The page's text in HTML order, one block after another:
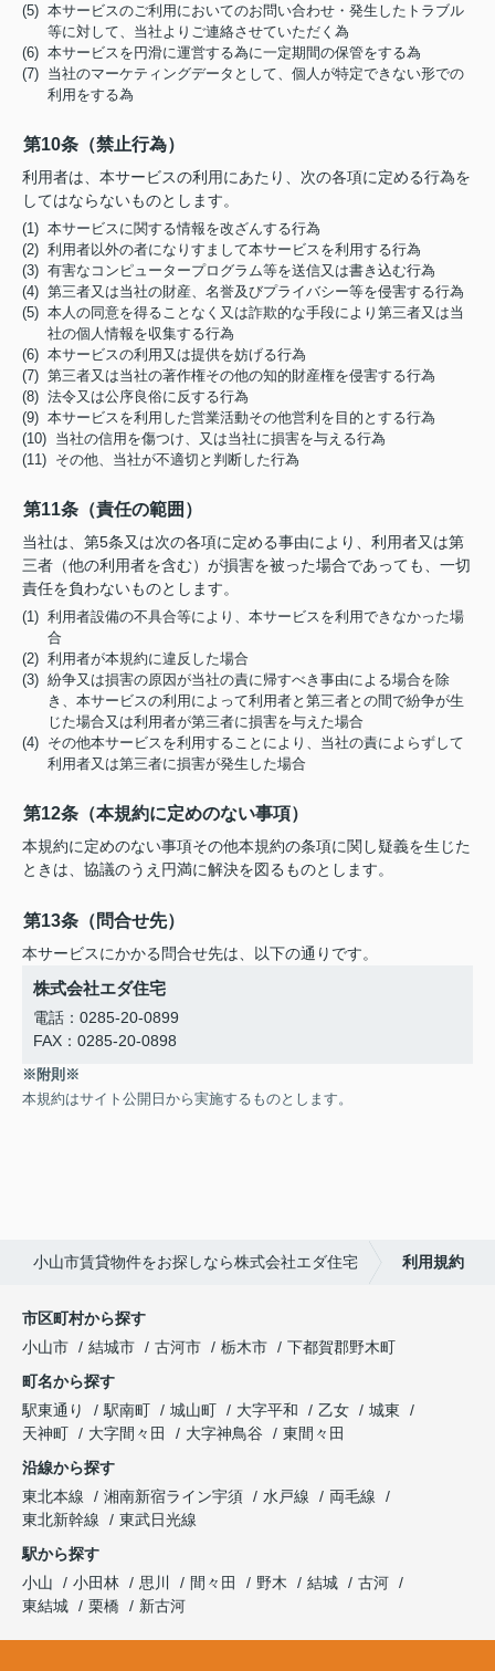
(5) 本サービスのご利用においてのお問い合わせ・発生したトラブル
等に対して、当社よりご連絡させていただく為
(6) 本サービスを円滑に運営する為に一定期間の保管をする為
(7) 当社のマーケティングデータとして、個人が特定できない形での
利用をする為
第10条（禁止行為）
利用者は、本サービスの利用にあたり、次の各項に定める行為を
してはならないものとします。
(1) 本サービスに関する情報を改ざんする行為
(2) 利用者以外の者になりすまして本サービスを利用する行為
(3) 有害なコンピュータープログラム等を送信又は書き込む行為
(4) 第三者又は当社の財産、名誉及びプライバシー等を侵害する行為
(5) 本人の同意を得ることなく又は詐欺的な手段により第三者又は当
社の個人情報を収集する行為
(6) 本サービスの利用又は提供を妨げる行為
(7) 第三者又は当社の著作権その他の知的財産権を侵害する行為
(8) 法令又は公序良俗に反する行為
(9) 本サービスを利用した営業活動その他営利を目的とする行為
(10) 当社の信用を傷つけ、又は当社に損害を与える行為
(11) その他、当社が不適切と判断した行為
第11条（責任の範囲）
当社は、第5条又は次の各項に定める事由により、利用者又は第
三者（他の利用者を含む）が損害を被った場合であっても、一切
責任を負わないものとします。
(1) 利用者設備の不具合等により、本サービスを利用できなかった場
合
(2) 利用者が本規約に違反した場合
(3) 紛争又は損害の原因が当社の責に帰すべき事由による場合を除
き、本サービスの利用によって利用者と第三者との間で紛争が生
じた場合又は利用者が第三者に損害を与えた場合
(4) その他本サービスを利用することにより、当社の責によらずして
利用者又は第三者に損害が発生した場合
第12条（本規約に定めのない事項）
本規約に定めのない事項その他本規約の条項に関し疑義を生じた
ときは、協議のうえ円満に解決を図るものとします。
第13条（問合せ先）
本サービスにかかる問合せ先は、以下の通りです。
株式会社エダ住宅
電話：0285-20-0899
FAX：0285-20-0898
※附則※
本規約はサイト公開日から実施するものとします。
小山市賃貸物件をお探しなら株式会社エダ住宅 利用規約
市区町村から探す
小山市
結城市 古河市 栃木市
下都賀郡野木町
町名から探す
駅東通り
駅南町 城山町 大字平和 乙女
城東
天神町
大字間々田 大字神鳥谷
東間々田
沿線から探す
東北本線
湘南新宿ライン宇須 水戸線
両毛線
東北新幹線
東武日光線
駅から探す
小山
小田林 思川 間々田 野木 結城
古河
東結城
栗橋 新古河